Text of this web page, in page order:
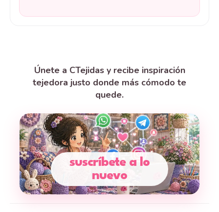
Únete a CTejidas y recibe inspiración
tejedora justo donde más cómodo te
quede.
suscríbete a lo
nuevo